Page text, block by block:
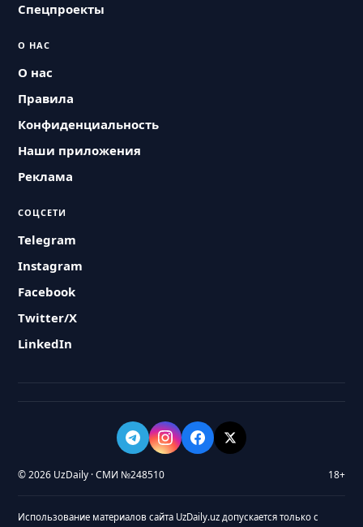
Спецпроекты
О НАС
О нас
Правила
Конфиденциальность
Наши приложения
Реклама
СОЦСЕТИ
Telegram
Instagram
Facebook
Twitter/X
LinkedIn
© 2026 UzDaily · СМИ №248510 18+
Использование материалов сайта UzDaily.uz допускается только с